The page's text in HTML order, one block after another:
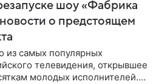
шоу «Фабрика
о предстоящем
из самых популярных
телевидения, открывшее
молодых исполнителей.